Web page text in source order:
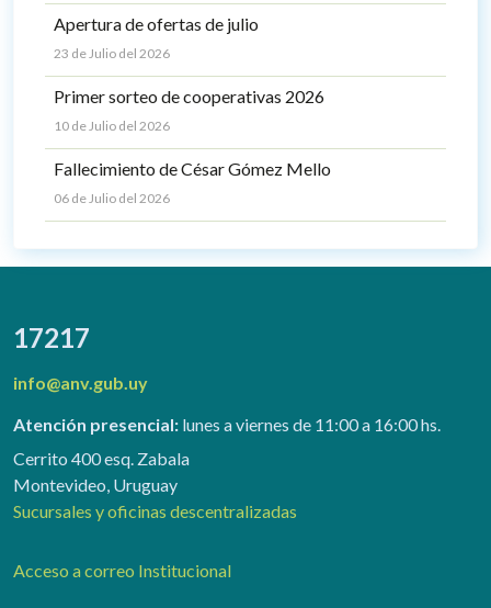
Apertura de ofertas de julio
23 de Julio del 2026
Primer sorteo de cooperativas 2026
10 de Julio del 2026
Fallecimiento de César Gómez Mello
06 de Julio del 2026
17217
info@anv.gub.uy
Atención presencial: lunes a viernes de 11:00 a 16:00 hs.
Cerrito 400 esq. Zabala
Montevideo, Uruguay
Sucursales y oficinas descentralizadas
Acceso a correo Institucional